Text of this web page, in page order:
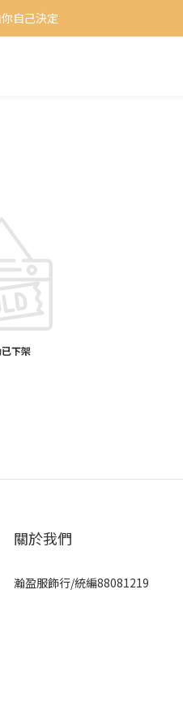
自己決定
自己決定
下架
關於我們
瀚盈服飾行/統編88081219